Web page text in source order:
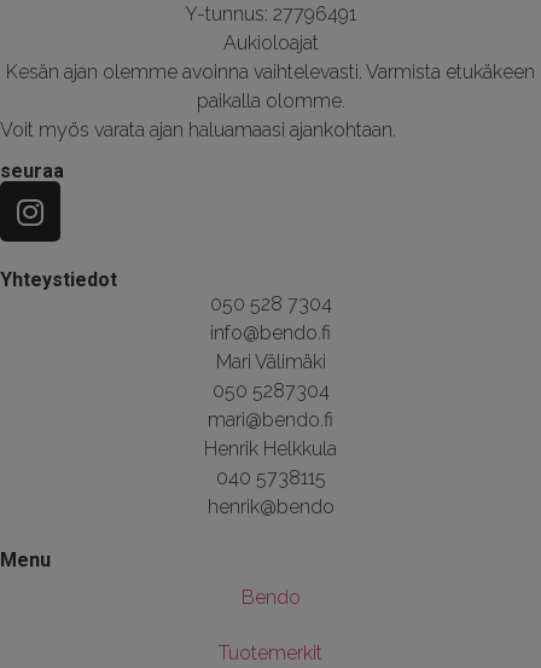
Y-tunnus: 27796491
Aukioloajat
Kesän ajan olemme avoinna vaihtelevasti. Varmista etukäkeen
paikalla olomme.
Voit myös varata ajan haluamaasi ajankohtaan.
seuraa
Yhteystiedot
050 528 7304
info@bendo.fi
Mari Välimäki
050 5287304
mari@bendo.fi
Henrik Helkkula
040 5738115
henrik@bendo
Menu
Bendo
Tuotemerkit